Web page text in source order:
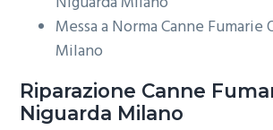
Messa a Norma Canne Fumarie
Milano
Riparazione Canne
Niguarda Milano